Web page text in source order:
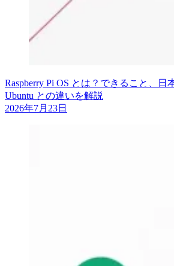
Raspberry Pi OS とは？できること、日
Ubuntu との違いを解説
2026年7月23日